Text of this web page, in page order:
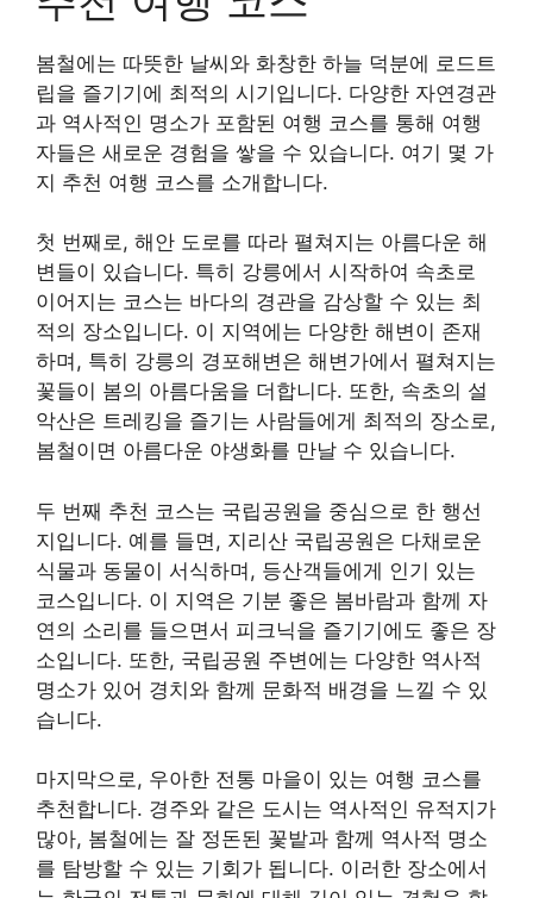
봄철에는 따뜻한 날씨와 화창한 하늘 덕분에 로드트
립을 즐기기에 최적의 시기입니다. 다양한 자연경관
과 역사적인 명소가 포함된 여행 코스를 통해 여행
자들은 새로운 경험을 쌓을 수 있습니다. 여기 몇 가
지 추천 여행 코스를 소개합니다.
첫 번째로, 해안 도로를 따라 펼쳐지는 아름다운 해
변들이 있습니다. 특히 강릉에서 시작하여 속초로
이어지는 코스는 바다의 경관을 감상할 수 있는 최
적의 장소입니다. 이 지역에는 다양한 해변이 존재
하며, 특히 강릉의 경포해변은 해변가에서 펼쳐지는
꽃들이 봄의 아름다움을 더합니다. 또한, 속초의 설
악산은 트레킹을 즐기는 사람들에게 최적의 장소로,
봄철이면 아름다운 야생화를 만날 수 있습니다.
두 번째 추천 코스는 국립공원을 중심으로 한 행선
지입니다. 예를 들면, 지리산 국립공원은 다채로운
식물과 동물이 서식하며, 등산객들에게 인기 있는
코스입니다. 이 지역은 기분 좋은 봄바람과 함께 자
연의 소리를 들으면서 피크닉을 즐기기에도 좋은 장
소입니다. 또한, 국립공원 주변에는 다양한 역사적
명소가 있어 경치와 함께 문화적 배경을 느낄 수 있
습니다.
마지막으로, 우아한 전통 마을이 있는 여행 코스를
추천합니다. 경주와 같은 도시는 역사적인 유적지가
많아, 봄철에는 잘 정돈된 꽃밭과 함께 역사적 명소
를 탐방할 수 있는 기회가 됩니다. 이러한 장소에서